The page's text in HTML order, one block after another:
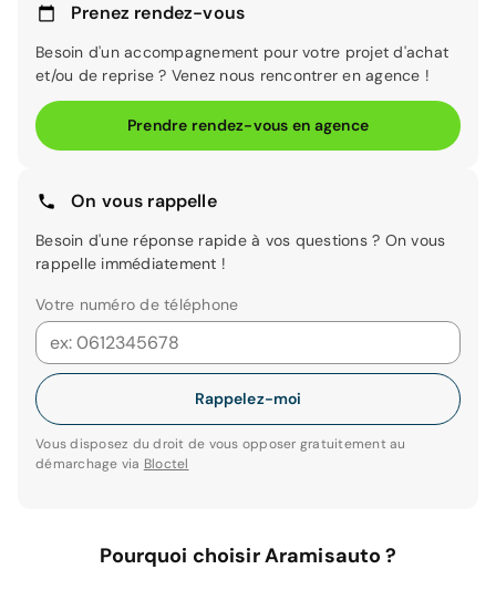
Prenez rendez-vous
Besoin d'un accompagnement pour votre projet d'achat
et/ou de reprise ? Venez nous rencontrer en agence !
Prendre rendez-vous en agence
On vous rappelle
Besoin d'une réponse rapide à vos questions ? On vous
rappelle immédiatement !
Votre numéro de téléphone
Rappelez-moi
Vous disposez du droit de vous opposer gratuitement au
démarchage via Bloctel
Pourquoi choisir Aramisauto ?